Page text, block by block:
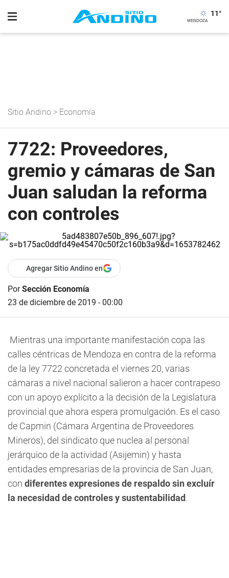
11°
Sitio Andino > Economía
7722: Proveedores,
gremio y cámaras de San
Juan saludan la reforma
con controles
Agregar Sitio Andino en
PorSección Economía
23 de diciembre de 2019 - 00:00
Mientras una importante manifestación copa las
calles céntricas de Mendoza en contra de la reforma
de la ley 7722 concretada el viernes 20, varias
cámaras a nivel nacional salieron a hacer contrapeso
con un apoyo explícito a la decisión de la Legislatura
provincial que ahora espera promulgación. Es el caso
de Capmin (Cámara Argentina de Proveedores
Mineros), del sindicato que nuclea al personal
jerárquico de la actividad (Asijemin) y hasta
entidades empresarias de la provincia de San Juan,
con diferentes expresiones de respaldo sin excluír
la necesidad de controles y sustentabilidad.